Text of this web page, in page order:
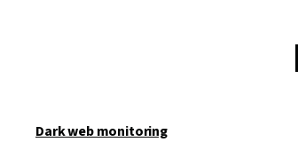
Dark web monitoring